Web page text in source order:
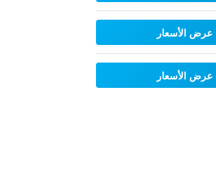
عرض الأسعار
عرض الأسعار